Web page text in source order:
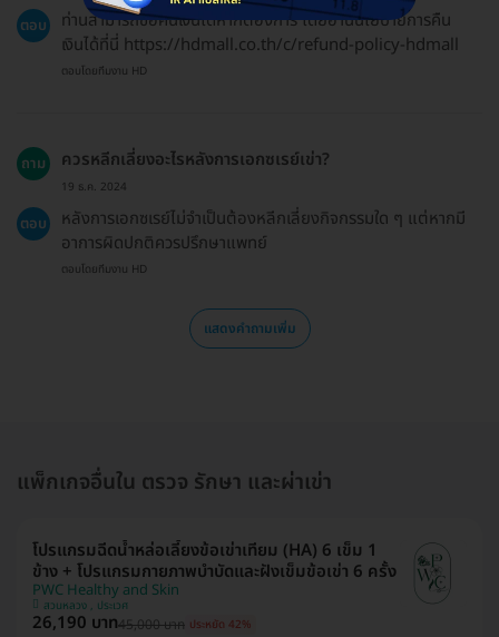
ตอบ
ท่านสามารถขอคืนเงินได้หากต้องการ โดยอ่านนโยบายการคืน
เงินได้ที่นี่ https://hdmall.co.th/c/refund-policy-hdmall
ตอบโดยทีมงาน HD
ถาม ควรหลีกเลี่ยงอะไรหลังการเอกซเรย์เข่า?
19 ธ.ค. 2024
ตอบ
หลังการเอกซเรย์ไม่จำเป็นต้องหลีกเลี่ยงกิจกรรมใด ๆ แต่หากมี
อาการผิดปกติควรปรึกษาแพทย์
ตอบโดยทีมงาน HD
แสดงคำถามเพิ่ม
แพ็กเกจอื่นใน ตรวจ รักษา และผ่าเข่า
โปรแกรมฉีดน้ำหล่อเลี้ยงข้อเข่าเทียม (HA) 6 เข็ม 1
ข้าง + โปรแกรมกายภาพบำบัดและฝังเข็มข้อเข่า 6 ครั้ง
PWC Healthy and Skin
สวนหลวง , ประเวศ
26,190 บาท45,000 บาท ประหยัด 42%